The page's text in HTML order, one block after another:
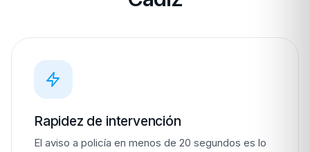
Rapidez de intervención
El aviso a policía en menos de 20 segundos es lo